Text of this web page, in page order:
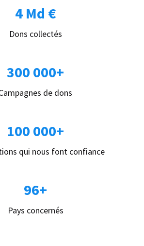
4 Md €
Dons collectés
300 000+
de dons
100 000+
qui nous font confiance
96+
Pays concernés